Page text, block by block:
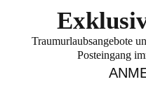
Traumurlaubsangebote
Posteingang